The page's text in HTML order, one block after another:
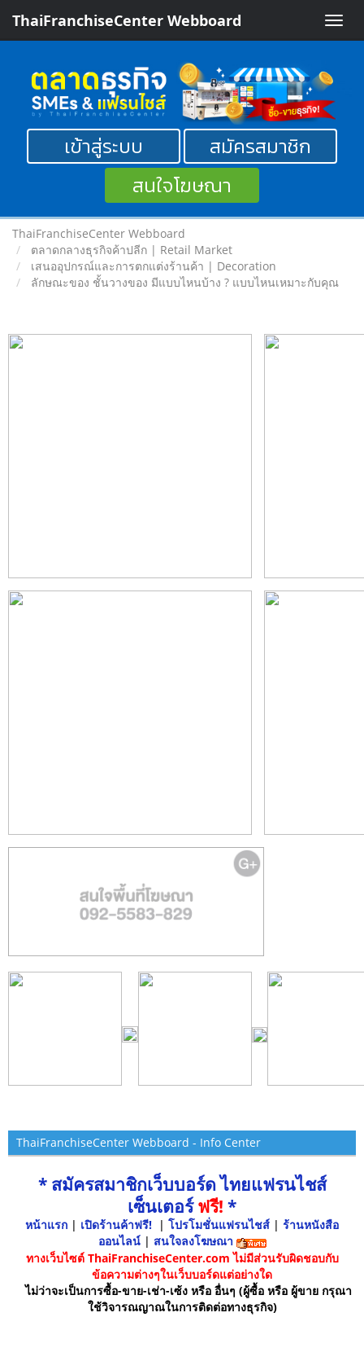
Toggle
ThaiFranchiseCenter Webboard
เข้าสู่ระบบ
สมัครสมาชิก
สนใจโฆษณา
ThaiFranchiseCenter Webboard
ตลาดกลางธุรกิจค้าปลีก | Retail Market
เสนออุปกรณ์และการตกแต่งร้านค้า | Decoration
ลักษณะของ ชั้นวางของ มีแบบไหนบ้าง ? แบบไหนเหมาะกับคุณ
ThaiFranchiseCenter Webboard - Info Center
* สมัครสมาชิกเว็บบอร์ด ไทยแฟรนไชส์
เซ็นเตอร์ฟรี! *
หน้าแรก | เปิดร้านค้าฟรี! | โปรโมชั่นแฟรนไชส์ | ร้านหนังสือ
ออนไลน์ | สนใจลงโฆษณา
ทางเว็บไซต์ ThaiFranchiseCenter.com ไม่มีส่วนรับผิดชอบกับ
ข้อความต่างๆในเว็บบอร์ดแต่อย่างใด
ไม่ว่าจะเป็นการซื้อ-ขาย-เช่า-เซ้ง หรือ อื่นๆ (ผู้ซื้อ หรือ ผู้ขาย กรุณา
ใช้วิจารณญาณในการติดต่อทางธุรกิจ)